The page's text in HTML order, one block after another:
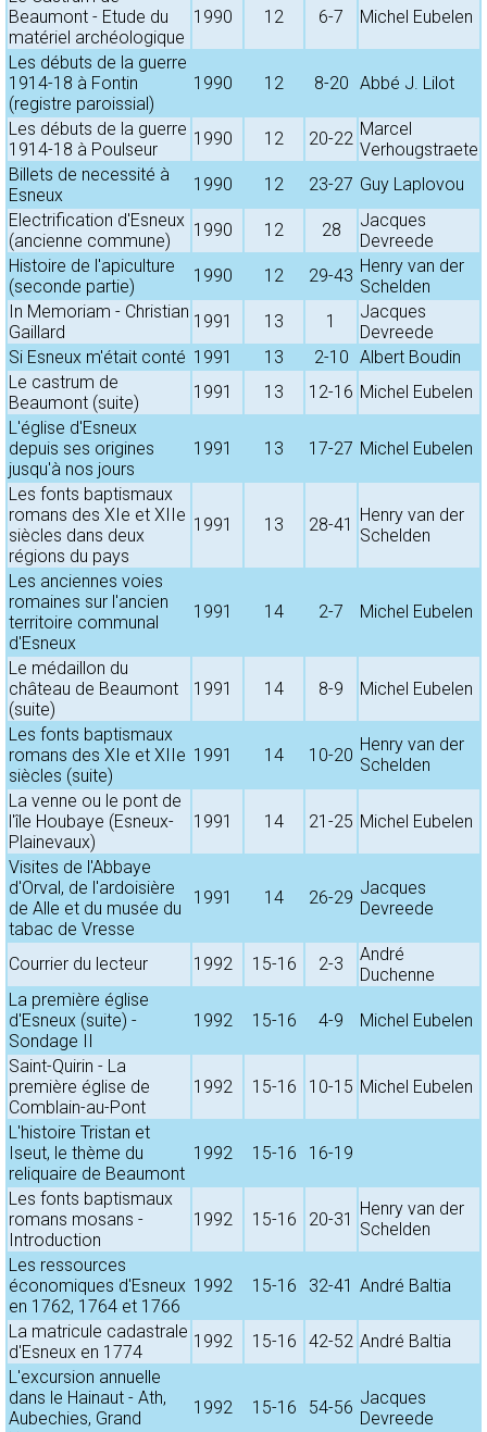
Beaumont - Etude du
matériel archéologique
1990 12 6-7 Michel Eubelen
Les débuts de la guerre
1914-18 à Fontin
(registre paroissial)
1990 12 8-20 Abbé J. Lilot
Les débuts de la guerre
1914-18 à Poulseur
1990 12 20-22 Marcel
Verhougstraete
Billets de necessité à
Esneux
1990 12 23-27 Guy Laplovou
Electrification d'Esneux
(ancienne commune)
1990 12 28
Jacques
Devreede
Histoire de l'apiculture
(seconde partie)
1990 12 29-43 Henry van der
Schelden
In Memoriam - Christian
Gaillard
1991 13 1
Jacques
Devreede
Si Esneux m'était conté 1991 13 2-10 Albert Boudin
Le castrum de
Beaumont (suite)
1991 13 12-16 Michel Eubelen
L'église d'Esneux
depuis ses origines
jusqu'à nos jours
1991 13 17-27 Michel Eubelen
Les fonts baptismaux
romans des XIe et XIIe
siècles dans deux
régions du pays
1991 13 28-41 Henry van der
Schelden
Les anciennes voies
romaines sur l'ancien
territoire communal
d'Esneux
1991 14 2-7 Michel Eubelen
Le médaillon du
château de Beaumont
(suite)
1991 14 8-9 Michel Eubelen
Les fonts baptismaux
romans des XIe et XIIe
siècles (suite)
1991 14 10-20
Henry van der
Schelden
La venne ou le pont de
l'île Houbaye (Esneux-
Plainevaux)
1991 14 21-25 Michel Eubelen
Visites de l'Abbaye
d'Orval, de l'ardoisière
de Alle et du musée du
tabac de Vresse
1991 14 26-29 Jacques
Devreede
Courrier du lecteur 1992 15-16 2-3
André
Duchenne
La première église
d'Esneux (suite) -
Sondage II
1992 15-16 4-9 Michel Eubelen
Saint-Quirin - La
première église de
Comblain-au-Pont
1992 15-16 10-15 Michel Eubelen
L'histoire Tristan et
Iseut, le thème du
reliquaire de Beaumont
1992 15-16 16-19
Les fonts baptismaux
romans mosans -
Introduction
1992 15-16 20-31
Henry van der
Schelden
Les ressources
économiques d'Esneux
en 1762, 1764 et 1766
1992 15-16 32-41 André Baltia
La matricule cadastrale
d'Esneux en 1774
1992 15-16 42-52 André Baltia
L'excursion annuelle
dans le Hainaut - Ath,
Aubechies, Grand
1992 15-16 54-56 Jacques
Devreede